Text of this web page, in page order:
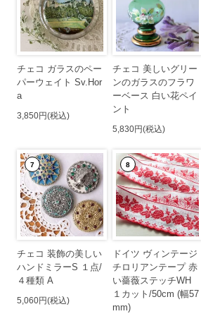
チェコ ガラスのペー
パーウェイト Sv.Hor
a
3,850円(税込)
チェコ 美しいグリー
ンのガラスのフラワ
ーベース 白い花ペイ
ント
5,830円(税込)
7
チェコ 装飾の美しい
ハンドミラーS １点/
４種類 A
5,060円(税込)
8
ドイツ ヴィンテージ
チロリアンテープ 赤
い薔薇ステッチWH
１カット/50cm (幅57
mm)